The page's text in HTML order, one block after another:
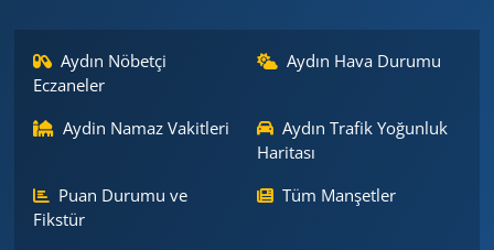
Aydın Nöbetçi
Eczaneler
Aydın Hava Durumu
Aydin Namaz Vakitleri
Aydın Trafik Yoğunluk
Haritası
Puan Durumu ve
Fikstür
Tüm Manşetler